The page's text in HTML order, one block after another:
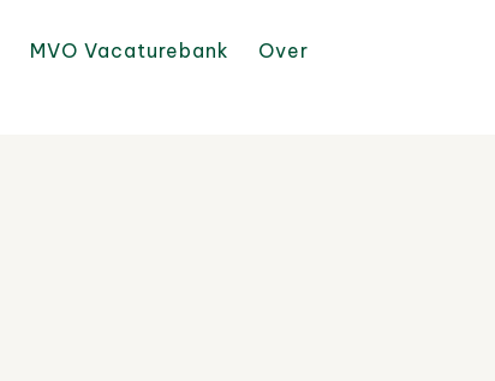
MVO Vacaturebank
Over